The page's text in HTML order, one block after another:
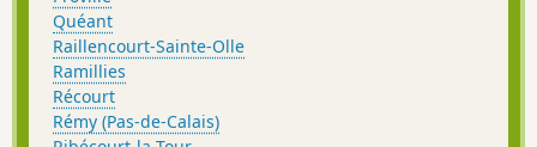
Quéant
Raillencourt-Sainte-Olle
Ramillies
Récourt
Rémy (Pas-de-Calais)